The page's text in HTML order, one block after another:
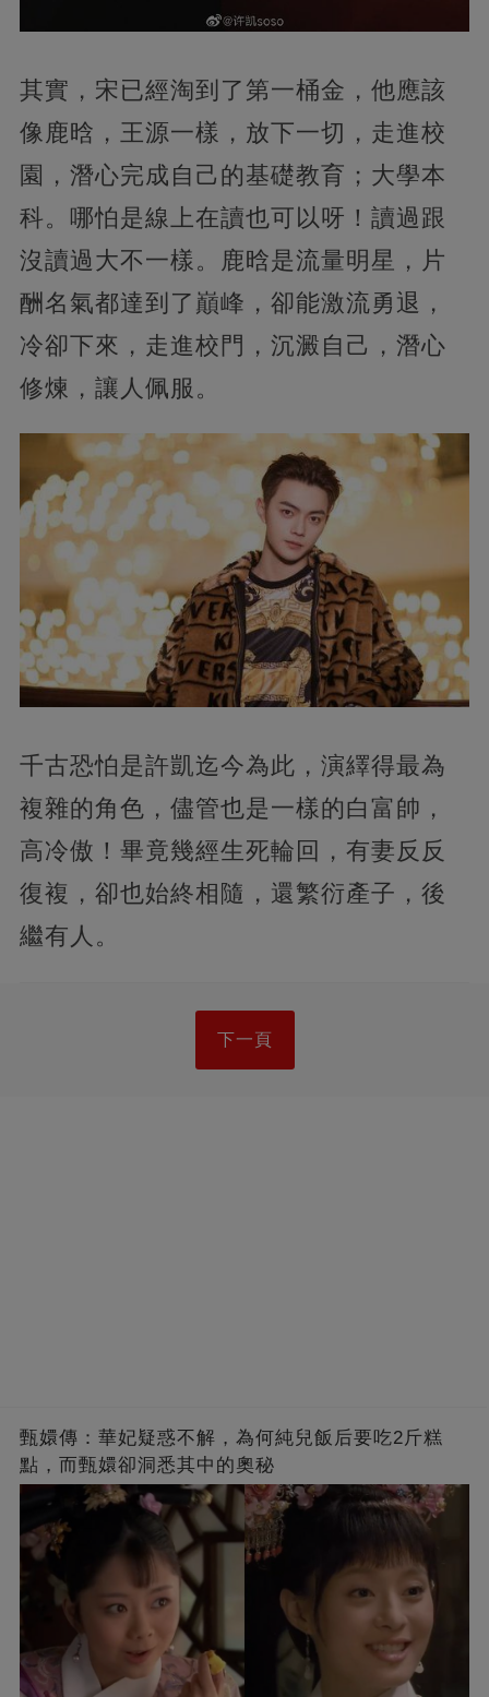
其實，宋已經淘到了第一桶金，他應該
像鹿晗，王源一樣，放下一切，走進校
園，潛心完成自己的基礎教育；大學本
科。哪怕是線上在讀也可以呀！讀過跟
沒讀過大不一樣。鹿晗是流量明星，片
酬名氣都達到了巔峰，卻能激流勇退，
冷卻下來，走進校門，沉澱自己，潛心
修煉，讓人佩服。
千古恐怕是許凱迄今為此，演繹得最為
複雜的角色，儘管也是一樣的白富帥，
高冷傲！畢竟幾經生死輪回，有妻反反
復複，卻也始終相隨，還繁衍產子，後
繼有人。
下一頁
甄嬛傳：華妃疑惑不解，為何純兒飯后要吃2斤糕
點，而甄嬛卻洞悉其中的奧秘